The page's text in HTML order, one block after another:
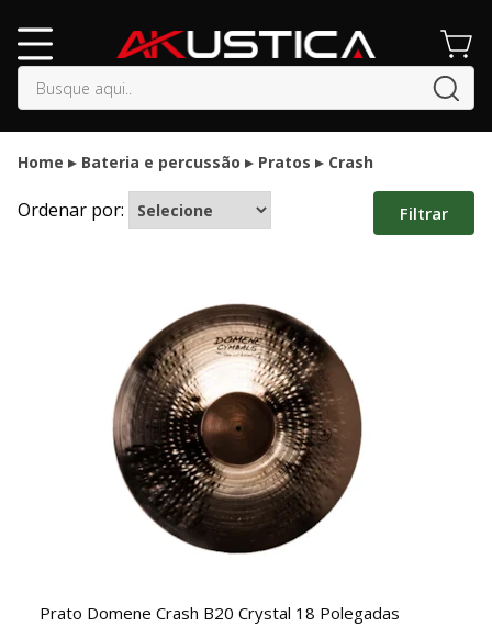
buscar
Home Bateria e percussão Pratos Crash
Ordenar por: Filtrar
Prato Domene Crash B20 Crystal 18 Polegadas